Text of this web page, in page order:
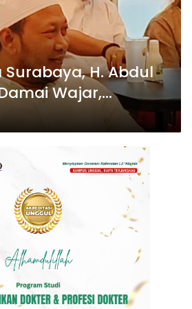
H. Abdul
Wajar,
Dicegah Demi